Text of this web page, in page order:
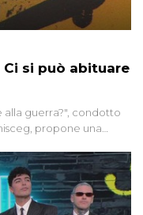
si può abituare
alla guerra?", condotto
propone una
una realtà pervasiva.
in conflitti armati, il
un fenomeno